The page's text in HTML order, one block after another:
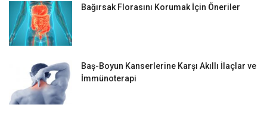
Bağırsak Florasını Korumak İçin Öneriler
Baş-Boyun Kanserlerine Karşı Akıllı İlaçlar ve
İmmünoterapi